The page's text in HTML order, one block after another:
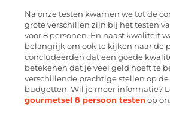
Na onze testen kwamen we tot de
grote verschillen zijn bij het testen
voor 8 personen. En naast kwaliteit
belangrijk om ook te kijken naar de
concludeerden dat een goede
betekenen dat je veel geld hoeft te
verschillende prachtige stellen op
budgetten. Wil je meer informatie?
gourmetsel 8 persoon testen op